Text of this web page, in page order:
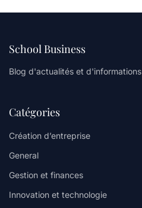
School Business
Blog d'actualités et d'informations
Catégories
Création d’entreprise
General
Gestion et finances
Innovation et technologie